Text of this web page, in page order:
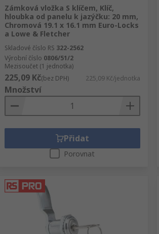
Zámková vložka S klíčem, Klíč,
hloubka od panelu k jazýčku: 20 mm,
Chromová 19.1 x 16.1 mm Euro-Locks
a Lowe & Fletcher
Skladové číslo RS 322-2562
Výrobní číslo 0806/51/2
Mezisoučet (1 jednotka)
225,09 Kč(bez DPH) 225,09 Kč/jednotka
Množství
Přidat
Porovnat